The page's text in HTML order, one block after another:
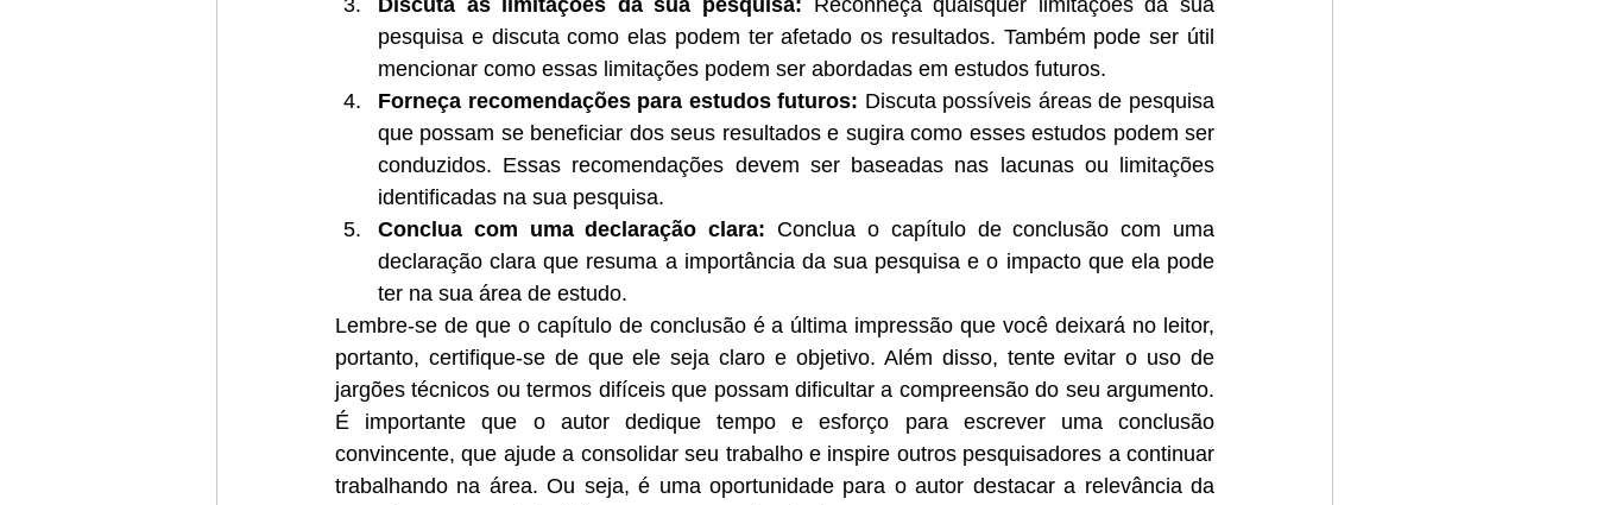
Discuta as limitações da sua pesquisa: Reconheça quaisquer limitações da sua
pesquisa e discuta como elas podem ter afetado os resultados. Também pode ser útil
mencionar como essas limitações podem ser abordadas em estudos futuros.
Forneça recomendações para estudos futuros: Discuta possíveis áreas de pesquisa
que possam se beneficiar dos seus resultados e sugira como esses estudos podem ser
conduzidos. Essas recomendações devem ser baseadas nas lacunas ou limitações
identificadas na sua pesquisa.
Conclua com uma declaração clara: Conclua o capítulo de conclusão com uma
declaração clara que resuma a importância da sua pesquisa e o impacto que ela pode
ter na sua área de estudo.
Lembre-se de que o capítulo de conclusão é a última impressão que você deixará no leitor,
portanto, certifique-se de que ele seja claro e objetivo. Além disso, tente evitar o uso de
jargões técnicos ou termos difíceis que possam dificultar a compreensão do seu argumento.
É importante que o autor dedique tempo e esforço para escrever uma conclusão
convincente, que ajude a consolidar seu trabalho e inspire outros pesquisadores a continuar
trabalhando na área. Ou seja, é uma oportunidade para o autor destacar a relevância da